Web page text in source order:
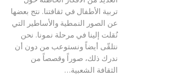
تربية الأطفال في ثقافتنا. نتج بعضها
عن الصور النمطية والأساطير التي
نُقلت إلينا في مرحلة نمونا. نحن
نتلقّى أيضاً ونستوعب من دون أن
ندرك ذلك، صوراً وقصصاً من
الثقافة الشعبية…